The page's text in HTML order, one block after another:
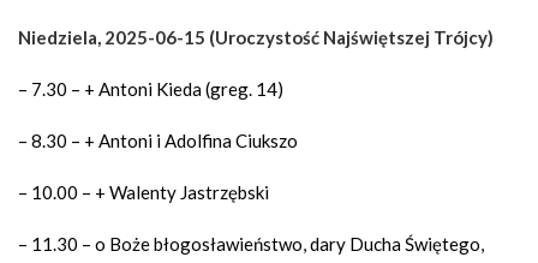
Niedziela, 2025-06-15 (Uroczystość Najświętszej Trójcy)
– 7.30 – + Antoni Kieda (greg. 14)
– 8.30 – + Antoni i Adolfina Ciukszo
– 10.00 – + Walenty Jastrzębski
– 11.30 – o Boże błogosławieństwo, dary Ducha Świętego,